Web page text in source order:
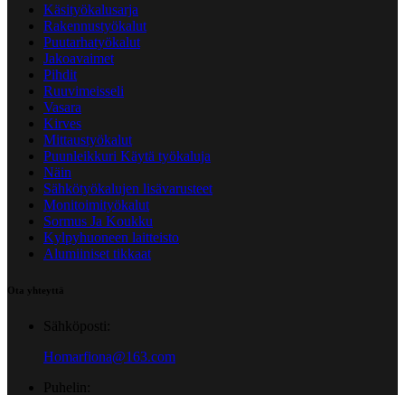
Käsityökalusarja
Rakennustyökalut
Puutarhatyökalut
Jakoavaimet
Pihdit
Ruuvimeisseli
Vasara
Kirves
Mittaustyökalut
Puunleikkuri Käytä työkaluja
Näin
Sähkötyökalujen lisävarusteet
Monitoimityökalut
Sormus Ja Koukku
Kylpyhuoneen laitteisto
Alumiiniset tikkaat
Ota yhteyttä
Sähköposti:
Homarfiona@163.com
Puhelin: